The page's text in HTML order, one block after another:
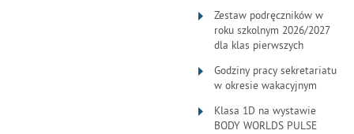
Zestaw podręczników w
roku szkolnym 2026/2027
dla klas pierwszych
Godziny pracy sekretariatu
w okresie wakacyjnym
Klasa 1D na wystawie
BODY WORLDS PULSE